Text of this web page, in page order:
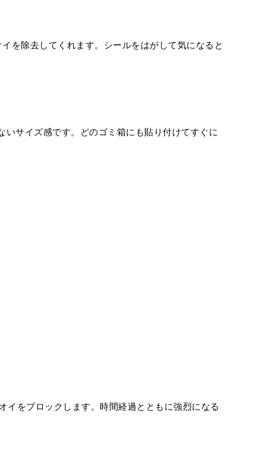
を除去してくれます。シールをはがして気になると
サイズ感です。どのゴミ箱にも貼り付けてすぐに
をブロックします。時間経過とともに強烈になる